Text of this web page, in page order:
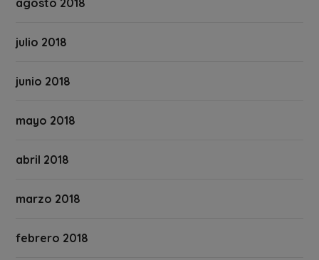
julio 2018
junio 2018
mayo 2018
abril 2018
marzo 2018
febrero 2018